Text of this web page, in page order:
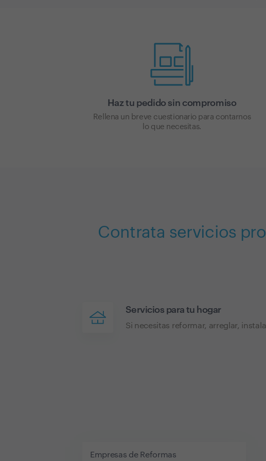
Haz tu pedido sin compromiso
Rellena un breve cuestionario para contarnos
lo que necesitas.
Contrata servicios
Servicios para tu hogar
Si necesitas reformar, arreglar,
Empresas de Reformas